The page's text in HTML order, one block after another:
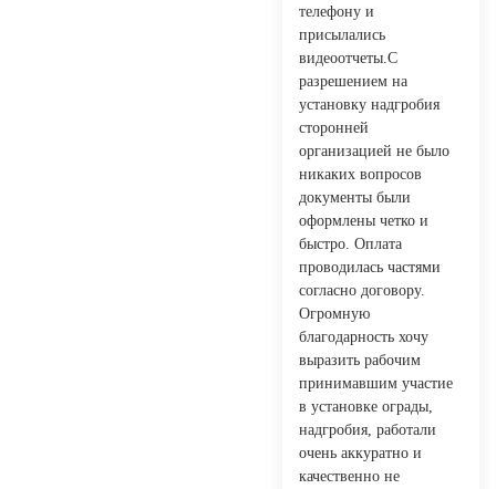
телефону и
присылались
видеоотчеты.С
разрешением на
установку надгробия
сторонней
организацией не было
никаких вопросов
документы были
оформлены четко и
быстро. Оплата
проводилась частями
согласно договору.
Огромную
благодарность хочу
выразить рабочим
принимавшим участие
в установке ограды,
надгробия, работали
очень аккуратно и
качественно не